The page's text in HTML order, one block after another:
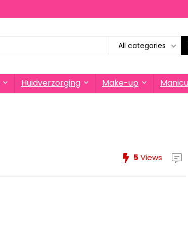
All categories
Huidverzorging Make-up
5 Views